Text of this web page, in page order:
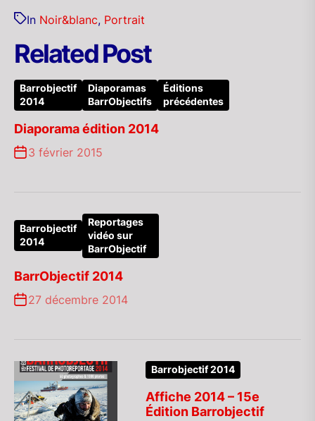
In Noir&blanc, Portrait
Related Post
Barrobjectif
2014
Diaporamas
BarrObjectifs
Éditions
précédentes
Diaporama édition 2014
3 février 2015
Barrobjectif
2014
Reportages
vidéo sur
BarrObjectif
BarrObjectif 2014
27 décembre 2014
Barrobjectif 2014
Affiche 2014 – 15e
Édition Barrobjectif